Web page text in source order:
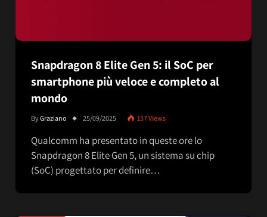
Snapdragon 8 Elite Gen 5: il SoC per
smartphone più veloce e completo al
mondo
ByGraziano 25/09/2025 137Views
Qualcomm ha presentato in queste ore lo
Snapdragon 8 Elite Gen 5, un sistema su chip
(SoC) progettato per definire…